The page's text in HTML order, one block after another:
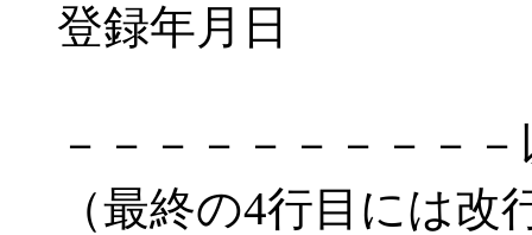
登録年月日
－－－－－－－－－
（最終の4行目には